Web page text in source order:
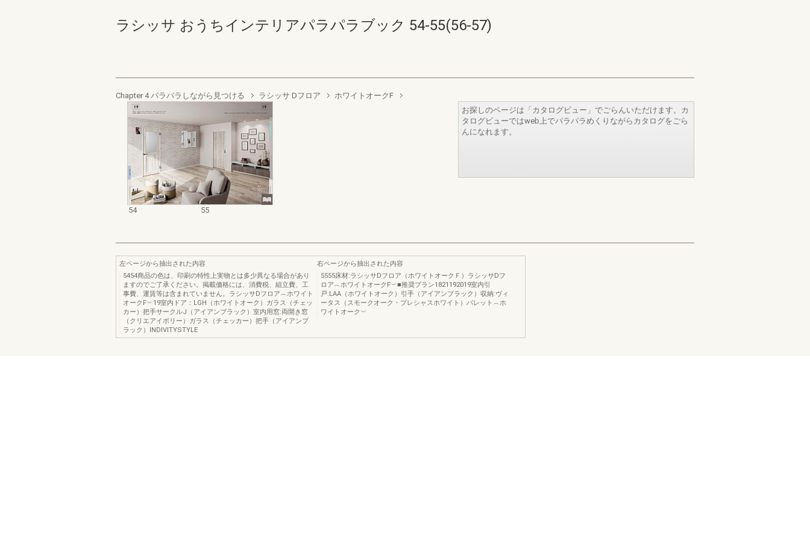
ラシッサ おうちインテリアパラパラブック 54-55(56-57)
Chapter 4 パラパラしながら見つける ラシッサ Dフロア ホワイトオークF
54 55
お探しのページは「カタログビュー」でごらんいただけます。カ
タログビューではweb上でパラパラめくりながらカタログをごら
んになれます。
左ページから抽出された内容
5454商品の色は、印刷の特性上実物とは多少異なる場合があり
ますのでご了承ください。掲載価格には、消費税、組立費、工
事費、運賃等は含まれていません。ラシッサDフロア︵ホワイト
オークF︶19室内ドア：LGH（ホワイトオーク）ガラス（チェッ
カー）把手サークルJ（アイアンブラック）室内用窓:両開き窓
（クリエアイボリー）ガラス（チェッカー）把手（アイアンブ
ラック）INDIVITYSTYLE
右ページから抽出された内容
5555床材:ラシッサDフロア（ホワイトオークＦ）ラシッサDフ
ロア︵ホワイトオークF︶■推奨プラン1821192019室内引
戸:LAA（ホワイトオーク）引手（アイアンブラック）収納:ヴィ
ータス（スモークオーク・プレシャスホワイト）パレット︵ホ
ワイトオーク︶